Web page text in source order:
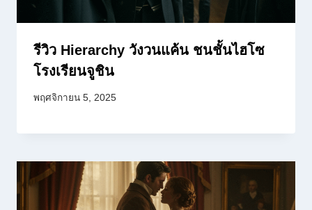
รีวิว Hierarchy วังวนแค้น ชนชั้นไฮโซ
โรงเรียนจูชิน
พฤศจิกายน 5, 2025